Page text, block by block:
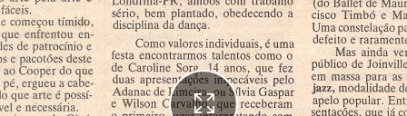
Festival de Dança de Joinville - 9a. Edição - 1991